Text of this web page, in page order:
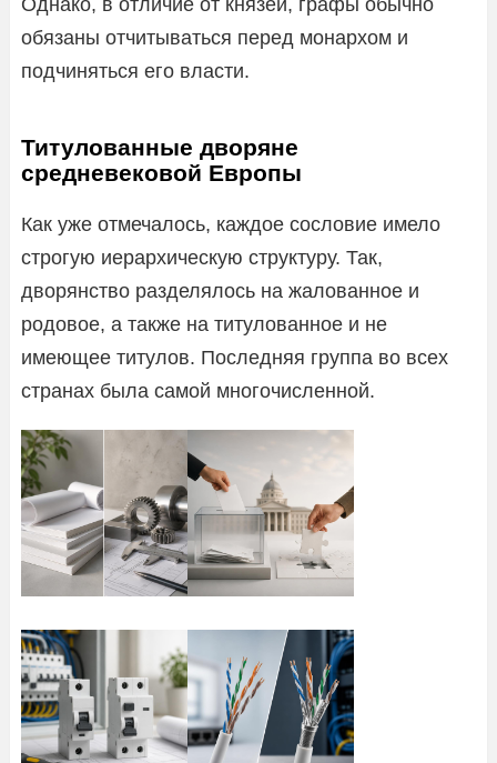
обязаны отчитываться перед монархом и
подчиняться его власти.
Титулованные дворяне
средневековой Европы
Как уже отмечалось, каждое сословие имело
строгую иерархическую структуру. Так,
дворянство разделялось на жалованное и
родовое, а также на титулованное и не
имеющее титулов. Последняя группа во всех
странах была самой многочисленной.